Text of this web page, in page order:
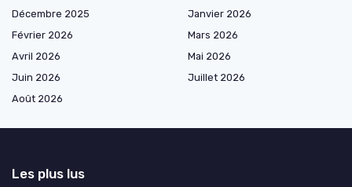
Décembre 2025
Janvier 2026
Février 2026
Mars 2026
Avril 2026
Mai 2026
Juin 2026
Juillet 2026
Août 2026
Les plus lus